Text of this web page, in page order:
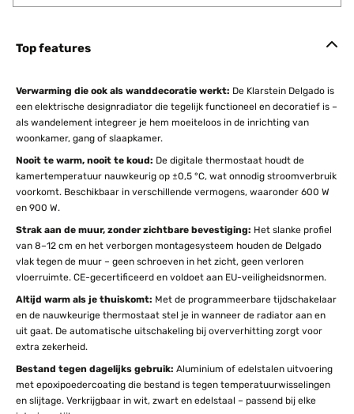
Top features
Verwarming die ook als wanddecoratie werkt: De Klarstein Delgado is
een elektrische designradiator die tegelijk functioneel en decoratief is –
als wandelement integreer je hem moeiteloos in de inrichting van
woonkamer, gang of slaapkamer.
Nooit te warm, nooit te koud: De digitale thermostaat houdt de
kamertemperatuur nauwkeurig op ±0,5 °C, wat onnodig stroomverbruik
voorkomt. Beschikbaar in verschillende vermogens, waaronder 600 W
en 900 W.
Strak aan de muur, zonder zichtbare bevestiging: Het slanke profiel
van 8–12 cm en het verborgen montagesysteem houden de Delgado
vlak tegen de muur – geen schroeven in het zicht, geen verloren
vloerruimte. CE-gecertificeerd en voldoet aan EU-veiligheidsnormen.
Altijd warm als je thuiskomt: Met de programmeerbare tijdschakelaar
en de nauwkeurige thermostaat stel je in wanneer de radiator aan en
uit gaat. De automatische uitschakeling bij oververhitting zorgt voor
extra zekerheid.
Bestand tegen dagelijks gebruik: Aluminium of edelstalen uitvoering
met epoxipoedercoating die bestand is tegen temperatuurwisselingen
en slijtage. Verkrijgbaar in wit, zwart en edelstaal – passend bij elke